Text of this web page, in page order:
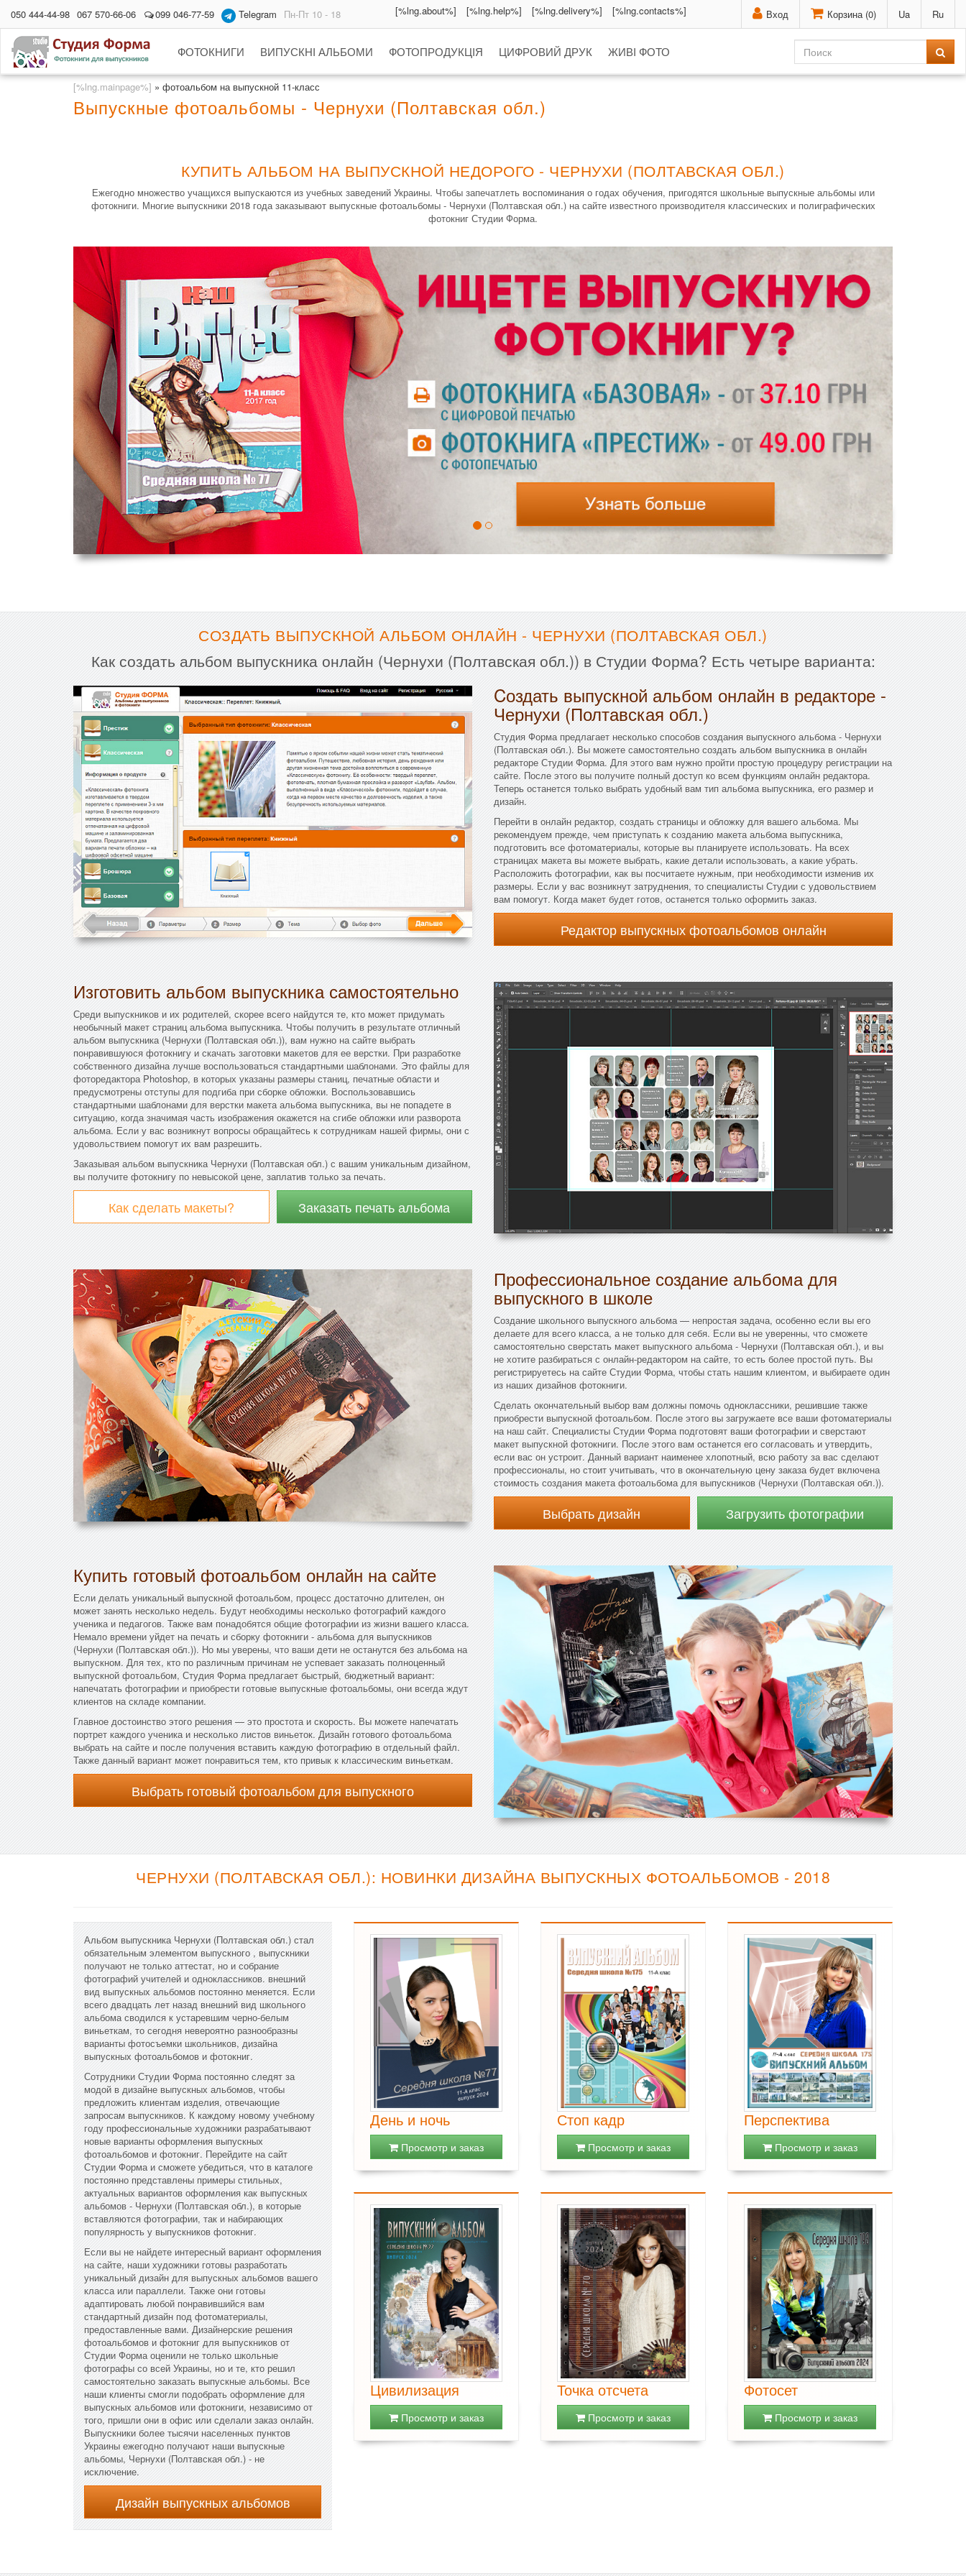
Вход Корзина (0) Ua Ru
050 444-44-98 067 570-66-06 099 046-77-59 Telegram Пн-Пт 10 - 18 [%lng.about%] [%lng.help%] [%lng.delivery%] [%lng.contacts%]
ФОТОКНИГИ ВИПУСКНІ АЛЬБОМИ ФОТОПРОДУКЦІЯ ЦИФРОВИЙ ДРУК ЖИВІ ФОТО
[%lng.mainpage%] » фотоальбом на выпускной 11-класс
Выпускные фотоальбомы - Чернухи (Полтавская обл.)
КУПИТЬ АЛЬБОМ НА ВЫПУСКНОЙ НЕДОРОГО - ЧЕРНУХИ (ПОЛТАВСКАЯ ОБЛ.)
Ежегодно множество учащихся выпускаются из учебных заведений Украины. Чтобы запечатлеть воспоминания о годах обучения, пригодятся школьные выпускные альбомы или
фотокниги. Многие выпускники 2018 года заказывают выпускные фотоальбомы - Чернухи (Полтавская обл.) на сайте известного производителя классических и полиграфических
фотокниг Студии Форма.
СОЗДАТЬ ВЫПУСКНОЙ АЛЬБОМ ОНЛАЙН - ЧЕРНУХИ (ПОЛТАВСКАЯ ОБЛ.)
Как создать альбом выпускника онлайн (Чернухи (Полтавская обл.)) в Студии Форма? Есть четыре варианта:
Cоздать выпускной альбом онлайн в редакторе -
Чернухи (Полтавская обл.)
Студия Форма предлагает несколько способов создания выпускного альбома - Чернухи
(Полтавская обл.). Вы можете самостоятельно создать альбом выпускника в онлайн
редакторе Студии Форма. Для этого вам нужно пройти простую процедуру регистрации на
сайте. После этого вы получите полный доступ ко всем функциям онлайн редактора.
Теперь останется только выбрать удобный вам тип альбома выпускника, его размер и
дизайн.
Перейти в онлайн редактор, создать страницы и обложку для вашего альбома. Мы
рекомендуем прежде, чем приступать к созданию макета альбома выпускника,
подготовить все фотоматериалы, которые вы планируете использовать. На всех
страницах макета вы можете выбрать, какие детали использовать, а какие убрать.
Расположить фотографии, как вы посчитаете нужным, при необходимости изменив их
размеры. Если у вас возникнут затруднения, то специалисты Студии с удовольствием
вам помогут. Когда макет будет готов, останется только оформить заказ.
Редактор выпускных фотоальбомов онлайн
Изготовить альбом выпускника самостоятельно
Среди выпускников и их родителей, скорее всего найдутся те, кто может придумать
необычный макет страниц альбома выпускника. Чтобы получить в результате отличный
альбом выпускника (Чернухи (Полтавская обл.)), вам нужно на сайте выбрать
понравившуюся фотокнигу и скачать заготовки макетов для ее верстки. При разработке
собственного дизайна лучше воспользоваться стандартными шаблонами. Это файлы для
фоторедактора Photoshop, в которых указаны размеры станиц, печатные области и
предусмотрены отступы для подгиба при сборке обложки. Воспользовавшись
стандартными шаблонами для верстки макета альбома выпускника, вы не попадете в
ситуацию, когда значимая часть изображения окажется на сгибе обложки или разворота
альбома. Если у вас возникнут вопросы обращайтесь к сотрудникам нашей фирмы, они с
удовольствием помогут их вам разрешить.
Заказывая альбом выпускника Чернухи (Полтавская обл.) с вашим уникальным дизайном,
вы получите фотокнигу по невысокой цене, заплатив только за печать.
Как сделать макеты? Заказать печать альбома
Профессиональное создание альбома для
выпускного в школе
Создание школьного выпускного альбома — непростая задача, особенно если вы его
делаете для всего класса, а не только для себя. Если вы не уверенны, что сможете
самостоятельно сверстать макет выпускного альбома - Чернухи (Полтавская обл.), и вы
не хотите разбираться с онлайн-редактором на сайте, то есть более простой путь. Вы
регистрируетесь на сайте Студии Форма, чтобы стать нашим клиентом, и выбираете один
из наших дизайнов фотокниги.
Сделать окончательный выбор вам должны помочь одноклассники, решившие также
приобрести выпускной фотоальбом. После этого вы загружаете все ваши фотоматериалы
на наш сайт. Специалисты Студии Форма подготовят ваши фотографии и сверстают
макет выпускной фотокниги. После этого вам останется его согласовать и утвердить,
если вас он устроит. Данный вариант наименее хлопотный, всю работу за вас сделают
профессионалы, но стоит учитывать, что в окончательную цену заказа будет включена
стоимость создания макета фотоальбома для выпускников (Чернухи (Полтавская обл.)).
Выбрать дизайн Загрузить фотографии
Купить готовый фотоальбом онлайн на сайте
Если делать уникальный выпускной фотоальбом, процесс достаточно длителен, он
может занять несколько недель. Будут необходимы несколько фотографий каждого
ученика и педагогов. Также вам понадобятся общие фотографии из жизни вашего класса.
Немало времени уйдет на печать и сборку фотокниги - альбома для выпускников
(Чернухи (Полтавская обл.)). Но мы уверены, что ваши дети не останутся без альбома на
выпускном. Для тех, кто по различным причинам не успевает заказать полноценный
выпускной фотоальбом, Студия Форма предлагает быстрый, бюджетный вариант:
напечатать фотографии и приобрести готовые выпускные фотоальбомы, они всегда ждут
клиентов на складе компании.
Главное достоинство этого решения — это простота и скорость. Вы можете напечатать
портрет каждого ученика и несколько листов виньеток. Дизайн готового фотоальбома
выбрать на сайте и после получения вставить каждую фотографию в отдельный файл.
Также данный вариант может понравиться тем, кто привык к классическим виньеткам.
Выбрать готовый фотоальбом для выпускного
ЧЕРНУХИ (ПОЛТАВСКАЯ ОБЛ.): НОВИНКИ ДИЗАЙНА ВЫПУСКНЫХ ФОТОАЛЬБОМОВ - 2018
Альбом выпускника Чернухи (Полтавская обл.) стал
обязательным элементом выпускного , выпускники
получают не только аттестат, но и собрание
фотографий учителей и одноклассников. внешний
вид выпускных альбомов постоянно меняется. Если
всего двадцать лет назад внешний вид школьного
альбома сводился к устаревшим черно-белым
виньеткам, то сегодня невероятно разнообразны
варианты фотосъемки школьников, дизайна
выпускных фотоальбомов и фотокниг.
Сотрудники Студии Форма постоянно следят за
модой в дизайне выпускных альбомов, чтобы
предложить клиентам изделия, отвечающие
запросам выпускников. К каждому новому учебному
году профессиональные художники разрабатывают
новые варианты оформления выпускных
фотоальбомов и фотокниг. Перейдите на сайт
Студии Форма и сможете убедиться, что в каталоге
постоянно представлены примеры стильных,
актуальных вариантов оформления как выпускных
альбомов - Чернухи (Полтавская обл.), в которые
вставляются фотографии, так и набирающих
популярность у выпускников фотокниг.
Если вы не найдете интересный вариант оформления
на сайте, наши художники готовы разработать
уникальный дизайн для выпускных альбомов вашего
класса или параллели. Также они готовы
адаптировать любой понравившийся вам
стандартный дизайн под фотоматериалы,
предоставленные вами. Дизайнерские решения
фотоальбомов и фотокниг для выпускников от
Студии Форма оценили не только школьные
фотографы со всей Украины, но и те, кто решил
самостоятельно заказать выпускные альбомы. Все
наши клиенты смогли подобрать оформление для
выпускных альбомов или фотокниги, независимо от
того, пришли они в офис или сделали заказ онлайн.
Выпускники более тысячи населенных пунктов
Украины ежегодно получают наши выпускные
альбомы, Чернухи (Полтавская обл.) - не
исключение.
Дизайн выпускных альбомов
День и ночь
Просмотр и заказ
Стоп кадр
Просмотр и заказ
Перспектива
Просмотр и заказ
Цивилизация
Просмотр и заказ
Точка отсчета
Просмотр и заказ
Фотосет
Просмотр и заказ